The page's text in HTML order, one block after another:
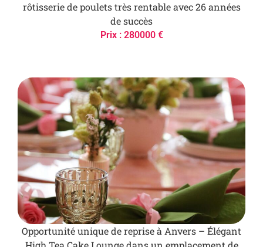
rôtisserie de poulets très rentable avec 26 années
de succès
Prix : 280000 €
Opportunité unique de reprise à Anvers – Élégant